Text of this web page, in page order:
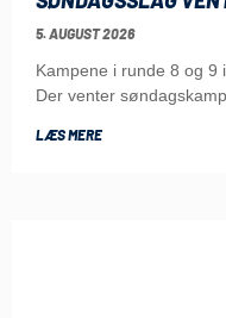
5. AUGUST 2026
Kampene i runde 8 og 9
Der venter
LÆS MERE